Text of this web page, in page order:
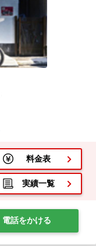
料金表
実績一覧
電話をかける